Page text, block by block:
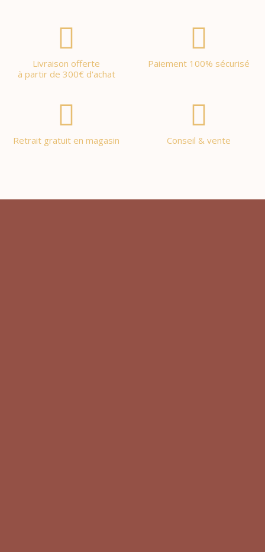
Livraison offerte
à partir de 300€ d'achat
Paiement 100% sécurisé
Retrait gratuit en magasin Conseil & vente